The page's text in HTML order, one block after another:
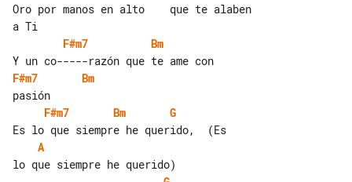
Oro por manos en alto    que te alaben
F#m7
Bm
F#m7
Bm
F#m7
Bm
G
A